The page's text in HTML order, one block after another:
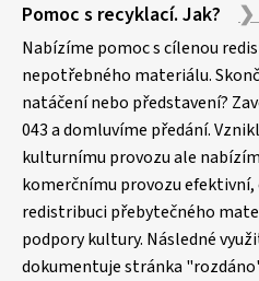
Pomoc s recyklací. Jak? ❯
Nabízíme pomoc s cílenou
nepotřebného materiálu.
natáčení nebo představení?
043 a domluvíme předání.
kulturnímu provozu ale
komerčnímu provozu efektivní,
redistribuci přebytečného
podpory kultury. Následné
dokumentuje stránka